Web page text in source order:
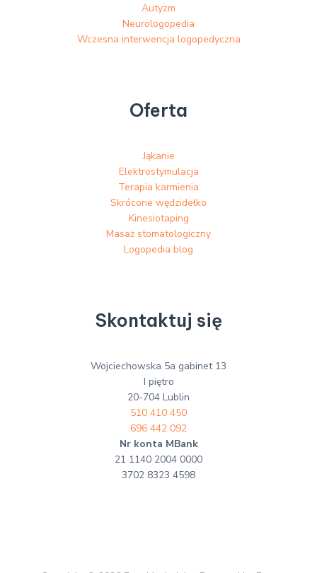
Autyzm
Neurologopedia
Wczesna interwencja logopedyczna
Oferta
Jąkanie
Elektrostymulacja
Terapia karmienia
Skrócone wędzidełko
Kinesiotaping
Masaż stomatologiczny
Logopedia blog
Skontaktuj się
Wojciechowska 5a gabinet 13
I piętro
20-704 Lublin
510 410 450
696 442 092
Nr konta MBank
21 1140 2004 0000
3702 8323 4598